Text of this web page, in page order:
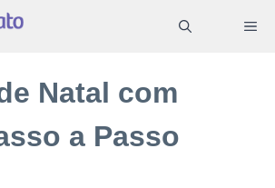
Natal com
a Passo